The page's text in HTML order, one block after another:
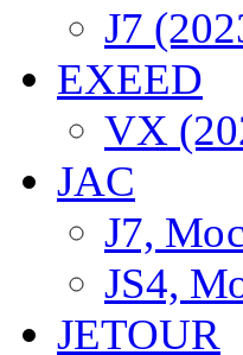
J7
EXEED
VX
JAC
J7,
JS4,
JETOUR